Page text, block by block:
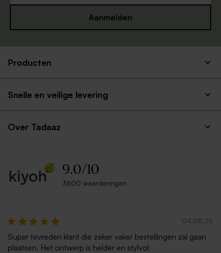
Aanmelden
Producten
Snelle en veilige levering
Over Tadaaz
9.0/10
3600 waarderingen
04.08.26
Super tevreden klant die zeker vaker bestellingen zal gaan
plaatsen. Het ontwerp is helder en stylvol